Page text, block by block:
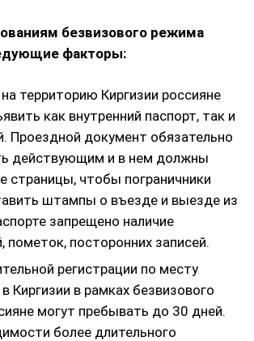
безвизового режима
факторы:
территорию Киргизии россияне
как внутренний паспорт, так и
Проездной документ обязательно
действующим и в нем должны
страницы, чтобы пограничники
штампы о въезде и выезде из
запрещено наличие
пометок, посторонних записей.
регистрации по месту
Киргизии в рамках безвизового
могут пребывать до 30 дней.
более длительного